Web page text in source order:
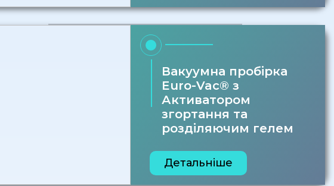
Вакуумна пробірка
Euro-Vac® з
Активатором
згортання та
розділяючим гелем
Детальніше